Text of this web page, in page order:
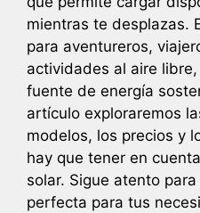
mientras te desplazas.
para aventureros,
actividades al aire
fuente de energía
artículo exploraremos
modelos, los precios y
hay que tener en
solar. Sigue atento
perfecta para tus